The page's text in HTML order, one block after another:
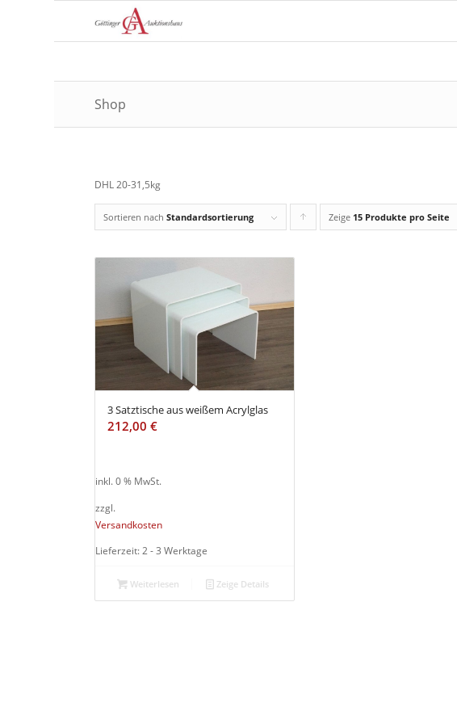
Shop
DHL 20-31,5kg
Sortieren nachStandardsortierung Klicken
in
aufsteigender
Reihenfolge
Zeige 15 Produkte pro Seite
3 Satztische aus weißem Acrylglas
212,00€
inkl. 0 % MwSt.
zzgl.
Versandkosten
Lieferzeit: 2 - 3 Werktage
Weiterlesen Zeige Details